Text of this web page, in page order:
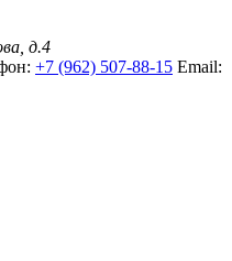
д.4
+7 (962) 507-88-15 Email: